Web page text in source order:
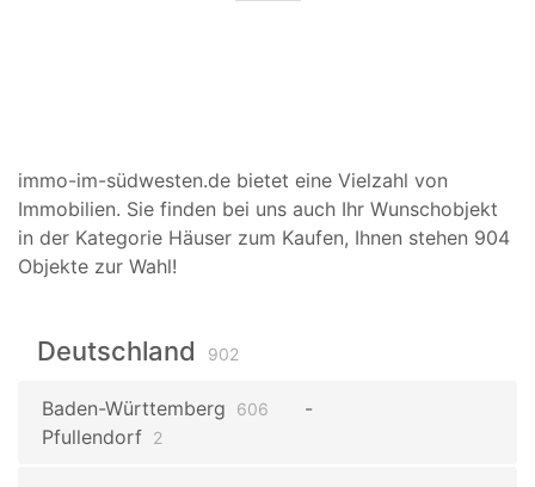
immo-im-südwesten.de bietet eine Vielzahl von
Immobilien. Sie finden bei uns auch Ihr Wunschobjekt
in der Kategorie Häuser zum Kaufen, Ihnen stehen 904
Objekte zur Wahl!
Deutschland 902
Baden-Württemberg 606
Pfullendorf 2